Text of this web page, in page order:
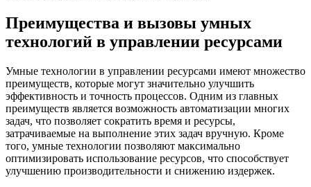
Преимущества и вызовы умных
технологий в управлении ресурсами
Умные технологии в управлении ресурсами имеют множество
преимуществ, которые могут значительно улучшить
эффективность и точность процессов. Одним из главных
преимуществ является возможность автоматизации многих
задач, что позволяет сократить время и ресурсы,
затрачиваемые на выполнение этих задач вручную. Кроме
того, умные технологии позволяют максимально
оптимизировать использование ресурсов, что способствует
улучшению производительности и снижению издержек.